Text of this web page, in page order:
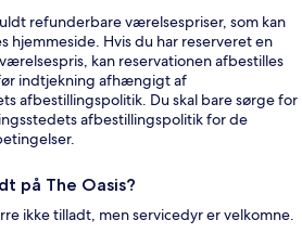
refunderbare værelsespriser, som kan
hjemmeside. Hvis du har reserveret en
kan reservationen afbestilles
indtjekning afhængigt af
afbestillingspolitik. Du skal bare sørge for
afbestillingspolitik for de
på The Oasis?
ikke tilladt, men servicedyr er velkomne.